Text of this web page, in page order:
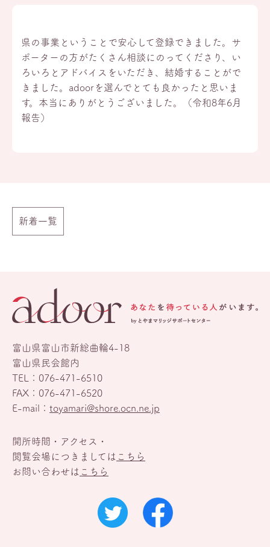
県の事業ということで安心して登録できました。サ
ポーターの方がたくさん相談にのってくださり、い
ろいろとアドバイスをいただき、結婚することがで
きました。adoorを選んでとても良かったと思いま
す。本当にありがとうございました。（令和8年6月
報告）
新着一覧
富山県富山市新総曲輪4-18
富山県民会館内
TEL： 076-471-6510
FAX：076-471-6520
E-mail： toyamari@shore.ocn.ne.jp
開所時間・アクセス・
閲覧会場につきましては こちら
お問い合わせは こちら